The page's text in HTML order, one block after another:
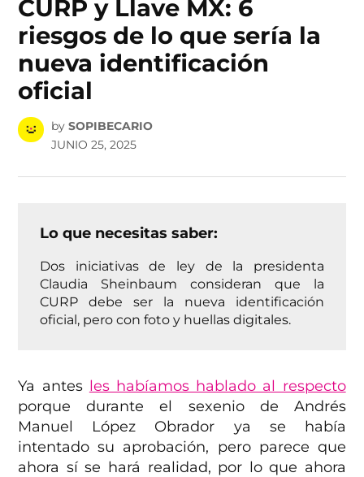
CURP y Llave MX: 6
riesgos de lo que sería la
nueva identificación
oficial
by SOPIBECARIO
JUNIO 25, 2025
Lo que necesitas saber:
Dos iniciativas de ley de la presidenta
Claudia Sheinbaum consideran que la
CURP debe ser la nueva identificación
oficial, pero con foto y huellas digitales.
Ya antes les habíamos hablado al respecto
porque durante el sexenio de Andrés
Manuel López Obrador ya se había
intentado su aprobación, pero parece que
ahora sí se hará realidad, por lo que ahora